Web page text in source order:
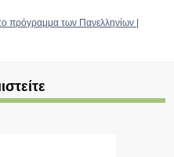
πρόγραμμα των Πανελληνίων |